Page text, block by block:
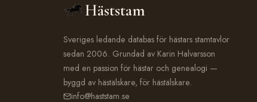
Häststam
Sveriges ledande databas för hästars stamtavlor
sedan 2006. Grundad av Karin Halvarsson
med en passion för hästar och genealogi —
byggd av hästälskare, för hästälskare.
info@haststam.se